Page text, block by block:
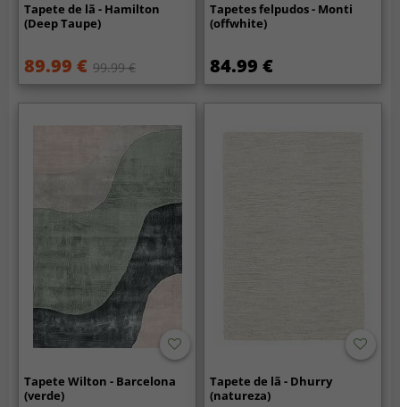
Tapete de lã - Hamilton
(Deep Taupe)
89.99 € 99.99 €
Tapetes felpudos - Monti
(offwhite)
84.99 €
Tapete Wilton - Barcelona
(verde)
Tapete de lã - Dhurry
(natureza)